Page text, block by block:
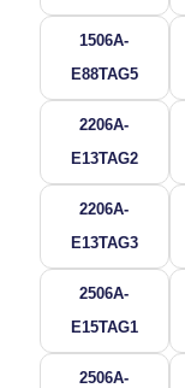
1506A-
E88TAG5
2206A-
E13TAG2
2206A-
E13TAG3
2506A-
E15TAG1
2506A-